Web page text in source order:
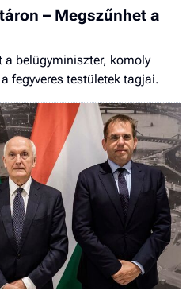
– Megszűnhet a
belügyminiszter, komoly
fegyveres testületek tagjai.